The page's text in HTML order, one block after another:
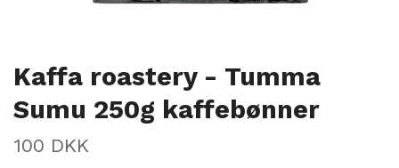
Kaffa roastery - Tumma
Sumu 250g kaffebønner
100 DKK